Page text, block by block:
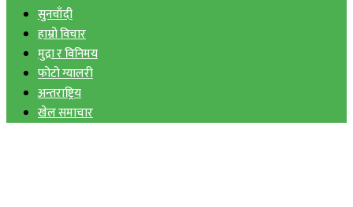
सुनचाँदी
हाम्रो विचार
मुद्रा र विनिमय
फोटो ग्यालरी
अन्तराष्ट्रिय
खेल समाचार